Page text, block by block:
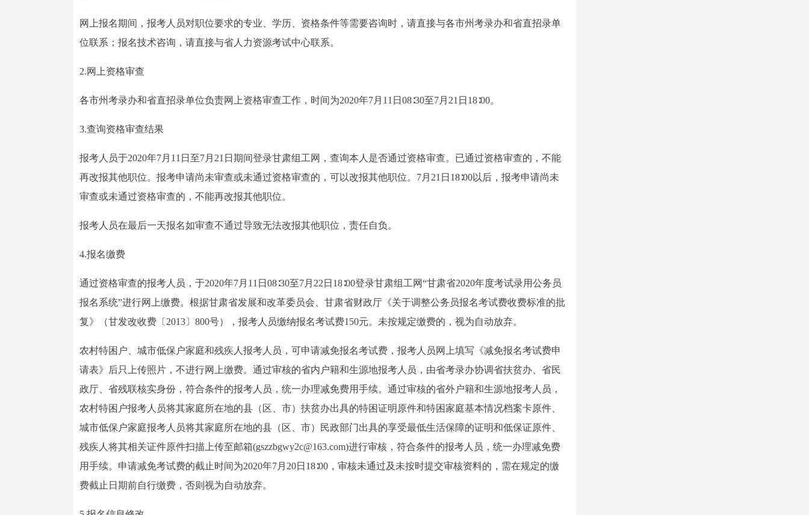
网上报名期间，报考人员对职位要求的专业、学历、资格条件等需要咨询时，请直接与各市州考录办和省直招录单
位联系；报名技术咨询，请直接与省人力资源考试中心联系。
2.网上资格审查
各市州考录办和省直招录单位负责网上资格审查工作，时间为2020年7月11日08∶30至7月21日18∶00。
3.查询资格审查结果
报考人员于2020年7月11日至7月21日期间登录甘肃组工网，查询本人是否通过资格审查。已通过资格审查的，不能
再改报其他职位。报考申请尚未审查或未通过资格审查的，可以改报其他职位。7月21日18∶00以后，报考申请尚未
审查或未通过资格审查的，不能再改报其他职位。
报考人员在最后一天报名如审查不通过导致无法改报其他职位，责任自负。
4.报名缴费
通过资格审查的报考人员，于2020年7月11日08∶30至7月22日18∶00登录甘肃组工网“甘肃省2020年度考试录用公务员
报名系统”进行网上缴费。根据甘肃省发展和改革委员会、甘肃省财政厅《关于调整公务员报名考试费收费标准的批
复》（甘发改收费〔2013〕800号），报考人员缴纳报名考试费150元。未按规定缴费的，视为自动放弃。
农村特困户、城市低保户家庭和残疾人报考人员，可申请减免报名考试费，报考人员网上填写《减免报名考试费申
请表》后只上传照片，不进行网上缴费。通过审核的省内户籍和生源地报考人员，由省考录办协调省扶贫办、省民
政厅、省残联核实身份，符合条件的报考人员，统一办理减免费用手续。通过审核的省外户籍和生源地报考人员，
农村特困户报考人员将其家庭所在地的县（区、市）扶贫办出具的特困证明原件和特困家庭基本情况档案卡原件、
城市低保户家庭报考人员将其家庭所在地的县（区、市）民政部门出具的享受最低生活保障的证明和低保证原件、
残疾人将其相关证件原件扫描上传至邮箱(gszzbgwy2c@163.com)进行审核，符合条件的报考人员，统一办理减免费
用手续。申请减免考试费的截止时间为2020年7月20日18∶00，审核未通过及未按时提交审核资料的，需在规定的缴
费截止日期前自行缴费，否则视为自动放弃。